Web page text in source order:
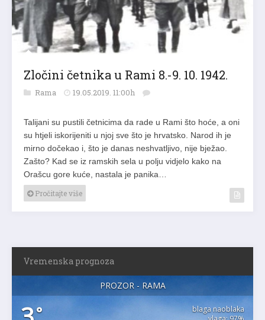
Zločini četnika u Rami 8.-9. 10. 1942.
Rama 19.05.2019. 11:00h
Talijani su pustili četnicima da rade u Rami što hoće, a oni
su htjeli iskorijeniti u njoj sve što je hrvatsko. Narod ih je
mirno dočekao i, što je danas neshvatljivo, nije bježao.
Zašto? Kad se iz ramskih sela u polju vidjelo kako na
Orašcu gore kuće, nastala je panika…
Pročitajte više
Vremenska prognoza
PROZOR - RAMA
°
blaga naoblaka